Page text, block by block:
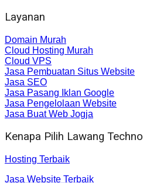
Layanan
Domain Murah
Cloud Hosting Murah
Cloud VPS
Jasa Pembuatan Situs Website
Jasa SEO
Jasa Pasang Iklan Google
Jasa Pengelolaan Website
Jasa Buat Web Jogja
Kenapa Pilih Lawang Techno
Hosting Terbaik
Jasa Website Terbaik